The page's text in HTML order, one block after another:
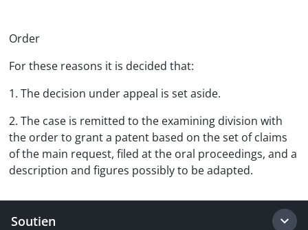
Order
For these reasons it is decided that:
1. The decision under appeal is set aside.
2. The case is remitted to the examining division with
the order to grant a patent based on the set of claims
of the main request, filed at the oral proceedings, and a
description and figures possibly to be adapted.
Soutien